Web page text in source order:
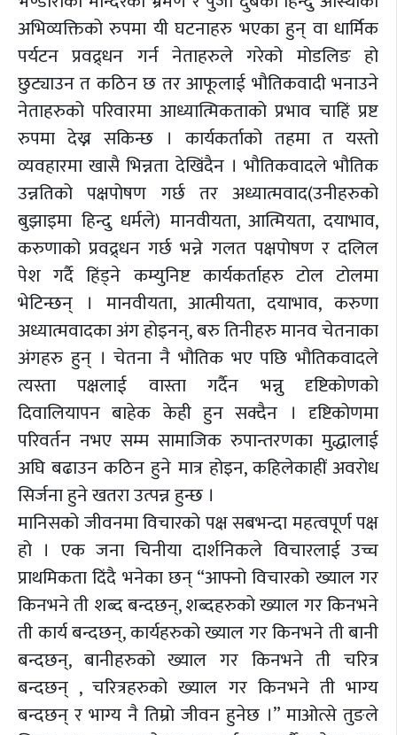
अभिव्यक्तिको रुपमा यी घटनाहरु भएका हुन् वा धार्मिक
पर्यटन प्रवद्र्धन गर्न नेताहरुले गरेको मोडलिङ हो
छुट्याउन त कठिन छ तर आफूलाई भौतिकवादी भनाउने
नेताहरुको परिवारमा आध्यात्मिकताको प्रभाव चाहिं प्रष्ट
रुपमा देख्न सकिन्छ । कार्यकर्ताको तहमा त यस्तो
व्यवहारमा खासै भिन्नता देखिंदैन । भौतिकवादले भौतिक
उन्नतिको पक्षपोषण गर्छ तर अध्यात्मवाद(उनीहरुको
बुझाइमा हिन्दु धर्मले) मानवीयता, आत्मियता, दयाभाव,
करुणाको प्रवद्र्धन गर्छ भन्ने गलत पक्षपोषण र दलिल
पेश गर्दै हिंड्ने कम्युनिष्ट कार्यकर्ताहरु टोल टोलमा
भेटिन्छन् । मानवीयता, आत्मीयता, दयाभाव, करुणा
अध्यात्मवादका अंग होइनन्, बरु तिनीहरु मानव चेतनाका
अंगहरु हुन् । चेतना नै भौतिक भए पछि भौतिकवादले
त्यस्ता पक्षलाई वास्ता गर्दैन भन्नु दृष्टिकोणको
दिवालियापन बाहेक केही हुन सक्दैन । दृष्टिकोणमा
परिवर्तन नभए सम्म सामाजिक रुपान्तरणका मुद्धालाई
अघि बढाउन कठिन हुने मात्र होइन, कहिलेकाहीं अवरोध
सिर्जना हुने खतरा उत्पन्न हुन्छ ।
मानिसको जीवनमा विचारको पक्ष सबभन्दा महत्वपूर्ण पक्ष
हो । एक जना चिनीया दार्शनिकले विचारलाई उच्च
प्राथमिकता दिंदै भनेका छन् “आफ्नो विचारको ख्याल गर
किनभने ती शब्द बन्दछन्, शब्दहरुको ख्याल गर किनभने
ती कार्य बन्दछन्, कार्यहरुको ख्याल गर किनभने ती बानी
बन्दछन्, बानीहरुको ख्याल गर किनभने ती चरित्र
बन्दछन् , चरित्रहरुको ख्याल गर किनभने ती भाग्य
बन्दछन् र भाग्य नै तिम्रो जीवन हुनेछ ।” माओत्से तुङले